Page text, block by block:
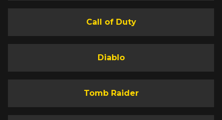
Call of Duty
Diablo
Tomb Raider